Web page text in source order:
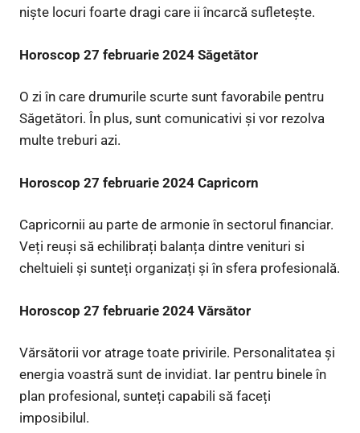
niște locuri foarte dragi care ii încarcă sufletește.
Horoscop 27 februarie 2024 Săgetător
O zi în care drumurile scurte sunt favorabile pentru
Săgetători. În plus, sunt comunicativi și vor rezolva
multe treburi azi.
Horoscop 27 februarie 2024 Capricorn
Capricornii au parte de armonie în sectorul financiar.
Veți reuși să echilibrați balanța dintre venituri si
cheltuieli și sunteți organizați și în sfera profesională.
Horoscop 27 februarie 2024 Vărsător
Vărsătorii vor atrage toate privirile. Personalitatea și
energia voastră sunt de invidiat. Iar pentru binele în
plan profesional, sunteți capabili să faceți
imposibilul.